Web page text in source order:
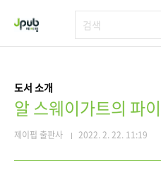
도서 소개
알 스웨이가트의 파
제이펍 출판사 2022. 2. 22. 11:19